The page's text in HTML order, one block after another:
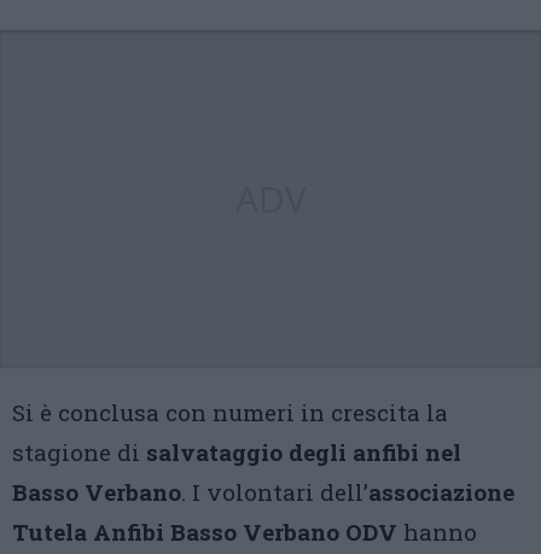
Si è conclusa con numeri in crescita la
stagione di salvataggio degli anfibi nel
Basso Verbano. I volontari dell’associazione
Tutela Anfibi Basso Verbano ODV hanno